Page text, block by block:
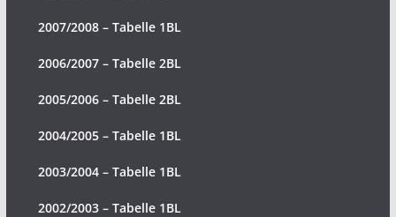
2007/2008 – Tabelle 1BL
2006/2007 – Tabelle 2BL
2005/2006 – Tabelle 2BL
2004/2005 – Tabelle 1BL
2003/2004 – Tabelle 1BL
2002/2003 – Tabelle 1BL